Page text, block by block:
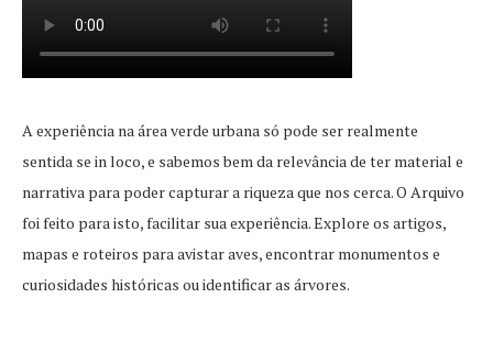
A experiência na área verde urbana só pode ser realmente
sentida se in loco, e sabemos bem da relevância de ter material e
narrativa para poder capturar a riqueza que nos cerca. O Arquivo
foi feito para isto, facilitar sua experiência. Explore os artigos,
mapas e roteiros para avistar aves, encontrar monumentos e
curiosidades históricas ou identificar as árvores.